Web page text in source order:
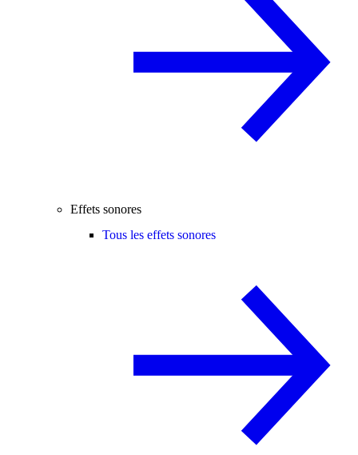
Effets sonores
Tous les effets sonores